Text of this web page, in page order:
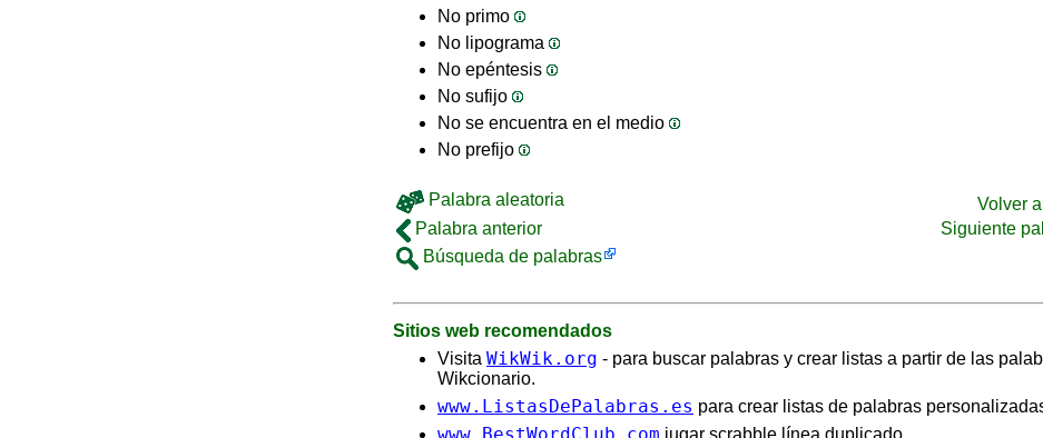
No primo
No lipograma
No epéntesis
No sufijo
No se encuentra en el medio
No prefijo
Palabra aleatoria
Volver
Palabra anterior
Siguiente
Búsqueda de palabras
Sitios web recomendados
Visita WikWik.org - para buscar palabras y crear listas a partir de las
Wikcionario.
www.ListasDePalabras.es para crear listas de palabras
jugar scrabble línea duplicado.